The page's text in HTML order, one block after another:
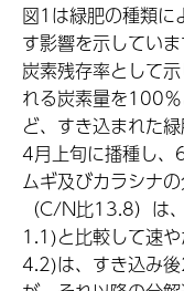
図1は緑肥の種類
す影響を示してい
炭素残存率として
れる炭素量を100
ど、すき込まれた
4月上旬に播種し、
ムギ及びカラシナ
（C/N比13.8）は
1.1)と比較して速
4.2)は、すき込み